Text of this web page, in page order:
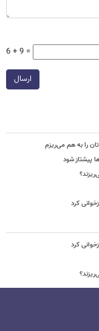
6 + 9 =
ارسال
را به هم می‌ریزم
پیشتاز شود